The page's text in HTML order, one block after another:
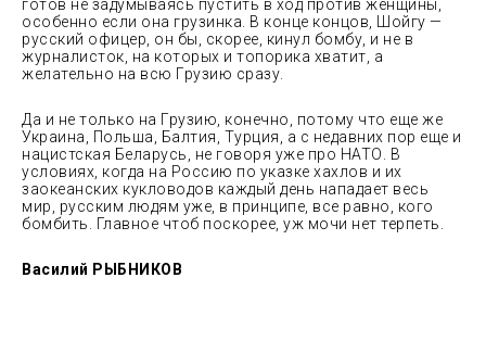
готов не задумываясь пустить в ход против женщины,
особенно если она грузинка. В конце концов, Шойгу —
русский офицер, он бы, скорее, кинул бомбу, и не в
журналисток, на которых и топорика хватит, а
желательно на всю Грузию сразу.
Да и не только на Грузию, конечно, потому что еще же
Украина, Польша, Балтия, Турция, а с недавних пор еще и
нацистская Беларусь, не говоря уже про НАТО. В
условиях, когда на Россию по указке хахлов и их
заокеанских кукловодов каждый день нападает весь
мир, русским людям уже, в принципе, все равно, кого
бомбить. Главное чтоб поскорее, уж мочи нет терпеть.
Василий РЫБНИКОВ